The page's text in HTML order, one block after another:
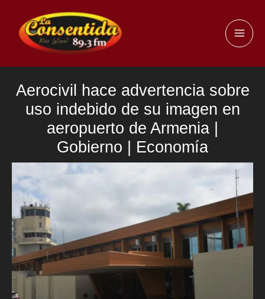
contenido
Aerocivil hace advertencia sobre
uso indebido de su imagen en
aeropuerto de Armenia |
Gobierno | Economía